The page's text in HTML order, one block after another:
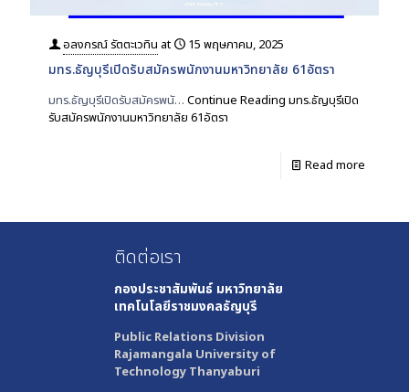
อลงกรณ์ รัตตะเวทิน at 15 พฤษภาคม, 2025
มทร.ธัญบุรีเปิดรับสมัครพนักงานมหาวิทยาลัย 61อัตรา
มทร.ธัญบุรีเปิดรับสมัครพนั… Continue Reading มทร.ธัญบุรีเปิด
รับสมัครพนักงานมหาวิทยาลัย 61อัตรา
Read more
ติดต่อเรา
กองประชาสัมพันธ์ มหาวิทยาลัย
เทคโนโลยีราชมงคลธัญบุรี
Public Relations Division
Rajamangala University of
Technology Thanyaburi